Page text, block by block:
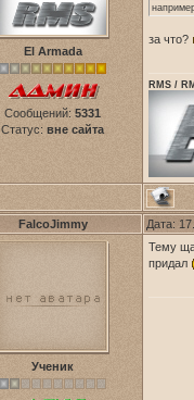
El Armada
Сообщений: 5331
Статус: вне сайта
за что?
RMS /
FalcoJimmy Дата:
Ученик
Тему
придал